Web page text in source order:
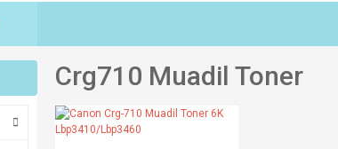
Crg710 Muadil Toner